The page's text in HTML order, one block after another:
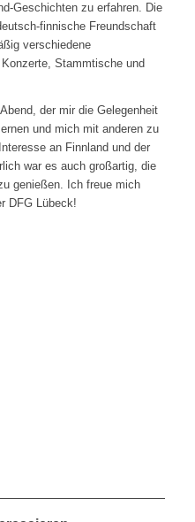
Geschichten zu erfahren. Die
finnische Freundschaft
verschiedene
Stammtische und
der mir die Gelegenheit
und mich mit anderen zu
an Finnland und der
war es auch großartig, die
genießen. Ich freue mich
DFG Lübeck!